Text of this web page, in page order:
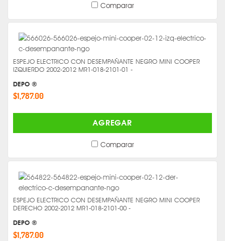
Comparar
ESPEJO ELECTRICO CON DESEMPAÑANTE NEGRO MINI COOPER
IZQUIERDO 2002-2012 MR1-018-2101-01 -
DEPO ®
$1,787.00
AGREGAR
Comparar
ESPEJO ELECTRICO CON DESEMPAÑANTE NEGRO MINI COOPER
DERECHO 2002-2012 MR1-018-2101-00 -
DEPO ®
$1,787.00